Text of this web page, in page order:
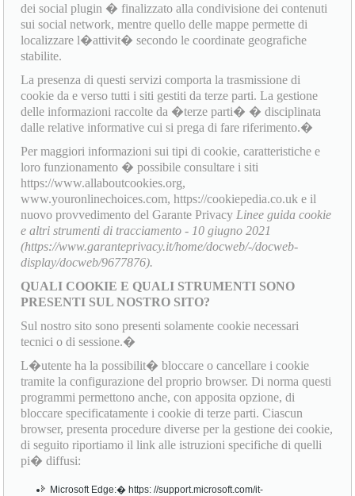
dei social plugin � finalizzato alla condivisione dei contenuti
sui social network, mentre quello delle mappe permette di
localizzare l�attivit� secondo le coordinate geografiche
stabilite.
La presenza di questi servizi comporta la trasmissione di
cookie da e verso tutti i siti gestiti da terze parti. La gestione
delle informazioni raccolte da �terze parti� � disciplinata
dalle relative informative cui si prega di fare riferimento.�
Per maggiori informazioni sui tipi di cookie, caratteristiche e
loro funzionamento � possibile consultare i siti
https://www.allaboutcookies.org,
www.youronlinechoices.com, https://cookiepedia.co.uk e il
nuovo provvedimento del Garante Privacy Linee guida cookie
e altri strumenti di tracciamento - 10 giugno 2021
(https://www.garanteprivacy.it/home/docweb/-/docweb-
display/docweb/9677876).
QUALI COOKIE E QUALI STRUMENTI SONO
PRESENTI SUL NOSTRO SITO?
Sul nostro sito sono presenti solamente cookie necessari
tecnici o di sessione.�
L�utente ha la possibilit� bloccare o cancellare i cookie
tramite la configurazione del proprio browser. Di norma questi
programmi permettono anche, con apposita opzione, di
bloccare specificatamente i cookie di terze parti. Ciascun
browser, presenta procedure diverse per la gestione dei cookie,
di seguito riportiamo il link alle istruzioni specifiche di quelli
pi� diffusi:
Microsoft Edge:� https: //support.microsoft.com/it-